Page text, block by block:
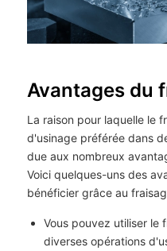
Avantages du
La raison pour laquelle le
d'usinage préférée dans
due aux nombreux
Voici quelques-uns des
bénéficier grâce au
Vous pouvez utiliser le
diverses opérations